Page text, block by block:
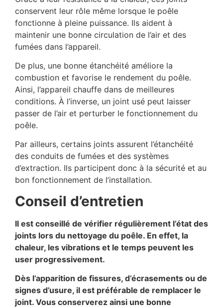
conservent leur rôle même lorsque le poêle
fonctionne à pleine puissance. Ils aident à
maintenir une bonne circulation de l’air et des
fumées dans l’appareil.
De plus, une bonne étanchéité améliore la
combustion et favorise le rendement du poêle.
Ainsi, l’appareil chauffe dans de meilleures
conditions. À l’inverse, un joint usé peut laisser
passer de l’air et perturber le fonctionnement du
poêle.
Par ailleurs, certains joints assurent l’étanchéité
des conduits de fumées et des systèmes
d’extraction. Ils participent donc à la sécurité et au
bon fonctionnement de l’installation.
Conseil d’entretien
Il est conseillé de vérifier régulièrement l’état des
joints lors du nettoyage du poêle. En effet, la
chaleur, les vibrations et le temps peuvent les
user progressivement.
Dès l’apparition de fissures, d’écrasements ou de
signes d’usure, il est préférable de remplacer le
joint. Vous conserverez ainsi une bonne